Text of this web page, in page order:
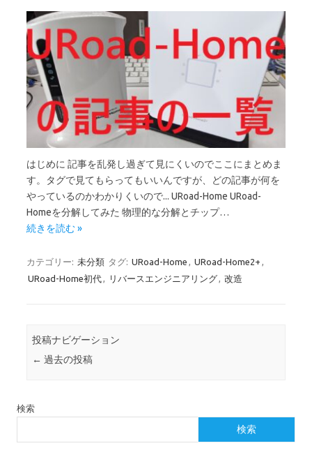
はじめに 記事を乱発し過ぎて見にくいのでここにまとめま
す。タグで見てもらってもいいんですが、どの記事が何を
やっているのかわかりくいので... URoad-Home URoad-
Homeを分解してみた 物理的な分解とチップ…
続きを読む »
カテゴリー: 未分類 タグ: URoad-Home , URoad-Home2+ ,
URoad-Home初代, リバースエンジニアリング, 改造
投稿ナビゲーション
← 過去の投稿
検索
検索